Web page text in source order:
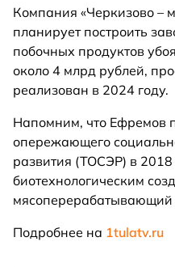
Компания «Черкизово –
планирует построить
побочных продуктов
около 4 млрд рублей,
реализован в 2024 году.
Напомним, что Ефремов
опережающего
развития (ТОСЭР) в 2018
биотехнологическим
мясоперерабатывающий
Подробнее на 1tulatv.ru